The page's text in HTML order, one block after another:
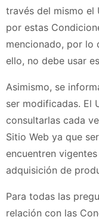
través del mismo el
por estas
mencionado, por lo
ello, no debe usar
Asimismo, se
ser modificadas. El
consultarlas cada
Sitio Web ya que
encuentren
adquisición de
Para todas las
relación con las